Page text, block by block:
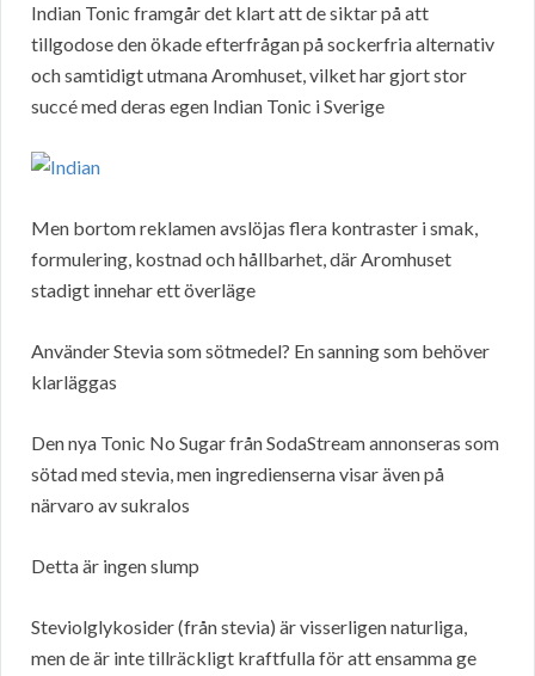
Indian Tonic framgår det klart att de siktar på att
tillgodose den ökade efterfrågan på sockerfria alternativ
och samtidigt utmana Aromhuset, vilket har gjort stor
succé med deras egen Indian Tonic i Sverige
Men bortom reklamen avslöjas flera kontraster i smak,
formulering, kostnad och hållbarhet, där Aromhuset
stadigt innehar ett överläge
Använder Stevia som sötmedel? En sanning som behöver
klarläggas
Den nya Tonic No Sugar från SodaStream annonseras som
sötad med stevia, men ingredienserna visar även på
närvaro av sukralos
Detta är ingen slump
Steviolglykosider (från stevia) är visserligen naturliga,
men de är inte tillräckligt kraftfulla för att ensamma ge